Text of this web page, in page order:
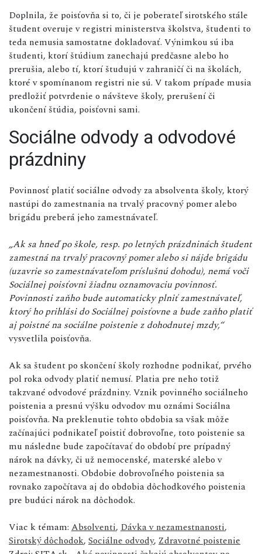
Doplnila, že poisťovňa si to, či je poberateľ sirotského stále
študent overuje v registri ministerstva školstva, študenti to
teda nemusia samostatne dokladovať. Výnimkou sú iba
študenti, ktorí štúdium zanechajú predčasne alebo ho
prerušia, alebo tí, ktorí študujú v zahraničí či na školách,
ktoré v spomínanom registri nie sú. V takom prípade musia
predložiť potvrdenie o návšteve školy, prerušení či
ukončení štúdia, poisťovni sami.
Sociálne odvody a odvodové
prázdniny
Povinnosť platiť sociálne odvody za absolventa školy, ktorý
nastúpi do zamestnania na trvalý pracovný pomer alebo
brigádu preberá jeho zamestnávateľ.
„Ak sa hneď po škole, resp. po letných prázdninách študent
zamestná na trvalý pracovný pomer alebo si nájde brigádu
(uzavrie so zamestnávateľom príslušnú dohodu), nemá voči
Sociálnej poisťovni žiadnu oznamovaciu povinnosť.
Povinnosti zaňho bude automaticky plniť zamestnávateľ,
ktorý ho prihlási do Sociálnej poisťovne a bude zaňho platiť
aj poistné na sociálne poistenie z dohodnutej mzdy,“
vysvetlila poisťovňa.
Ak sa študent po skončení školy rozhodne podnikať, prvého
pol roka odvody platiť nemusí. Platia pre neho totiž
takzvané odvodové prázdniny. Vznik povinného sociálneho
poistenia a presnú výšku odvodov mu oznámi Sociálna
poisťovňa. Na preklenutie tohto obdobia sa však môže
začínajúci podnikateľ poistiť dobrovoľne, toto poistenie sa
mu následne bude započítavať do období pre prípadný
nárok na dávky, či už nemocenské, materské alebo v
nezamestnanosti. Obdobie dobrovoľného poistenia sa
rovnako započítava aj do obdobia dôchodkového poistenia
pre budúci nárok na dôchodok.
Viac k témam: Absolventi, Dávka v nezamestnanosti,
Sirotský dôchodok, Sociálne odvody, Zdravotné poistenie